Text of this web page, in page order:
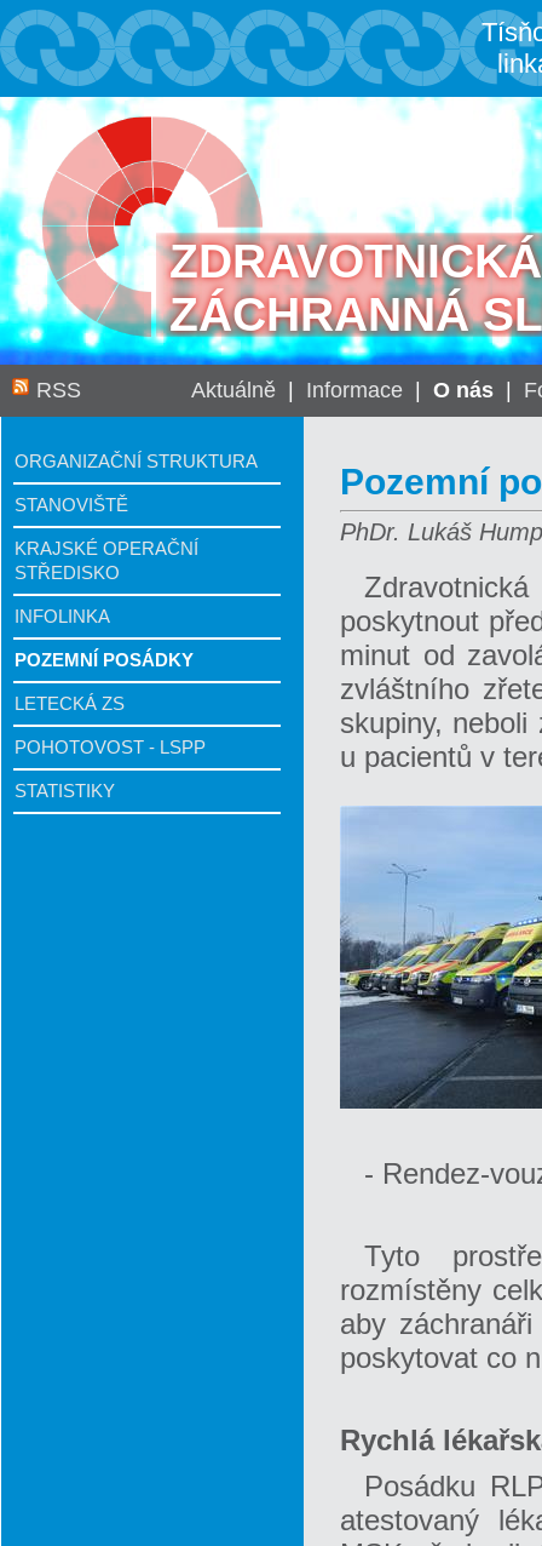
ZDRAVOTNICKÁ
ZÁCHRANNÁ
RSS Aktuálně Informace O nás
ORGANIZAČNÍ STRUKTURA
STANOVIŠTĚ
KRAJSKÉ OPERAČNÍ
STŘEDISKO
INFOLINKA
POZEMNÍ POSÁDKY
LETECKÁ ZS
POHOTOVOST - LSPP
STATISTIKY
Pozemní
PhDr. Lukáš
poskytnout
minut od
zvláštního
skupiny,
u pacientů v
- Rendez-
Tyto
rozmístěny
aby
poskytovat co
Rychlá
Posádku
atestovaný